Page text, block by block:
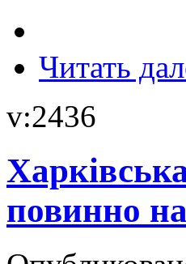
Читать
v:2436
повинно